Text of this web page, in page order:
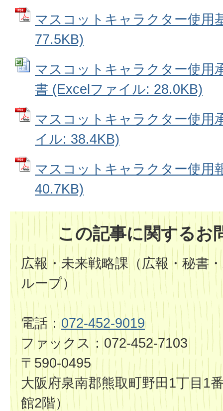
マスコットキャラクター使用
77.5KB)
マスコットキャラクター使用
書 (Excelファイル: 28.0KB)
マスコットキャラクター使用
イル: 38.4KB)
マスコットキャラクター使用
40.7KB)
この記事に関するお
広報・未来戦略課（広報・秘書
ループ）
電話：072-452-9019
ファックス：072-452-7103
〒590-0495
大阪府泉南郡熊取町野田1丁目1
館2階）